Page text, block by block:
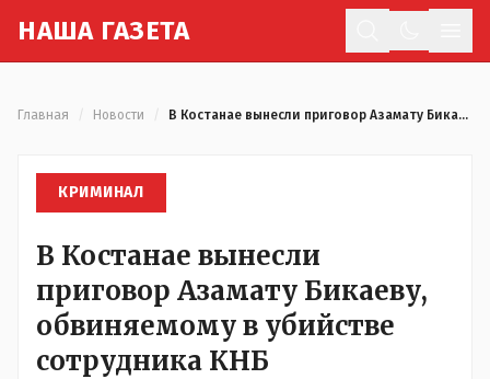
НАША ГАЗЕТА
Главная Новости В Костанае вынесли приговор Азамату Бикаеву, обвиняемому в убийстве сотрудника КНБ
КРИМИНАЛ
В Костанае вынесли
приговор Азамату Бикаеву,
обвиняемому в убийстве
сотрудника КНБ